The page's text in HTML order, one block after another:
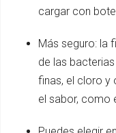
cargar con
Más seguro: la
de las
finas, el cloro y
el sabor, como